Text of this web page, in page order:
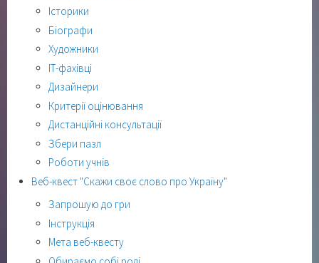
Історики
Біографи
Художники
ІТ-фахівці
Дизайнери
Критерії оцінювання
Дистанційні консультації
Збери пазл
Роботи учнів
Веб-квест "Скажи своє слово про Україну"
Запрошую до гри
Інструкція
Мета веб-квесту